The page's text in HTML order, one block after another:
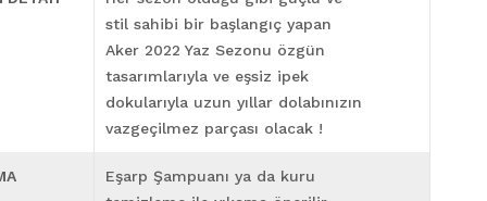
stil sahibi bir başlangıç yapan
Aker 2022 Yaz Sezonu özgün
tasarımlarıyla ve eşsiz ipek
dokularıyla uzun yıllar dolabınızın
vazgeçilmez parçası olacak !
Eşarp Şampuanı ya da kuru